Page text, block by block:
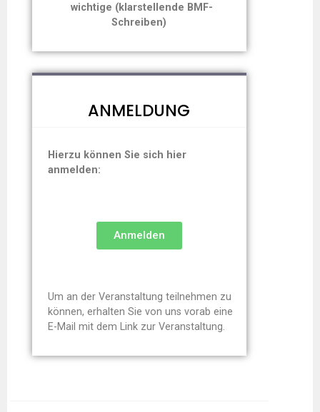
wichtige (klarstellende BMF-
Schreiben)
ANMELDUNG
Hierzu können Sie sich hier
anmelden:
Anmelden
Um an der Veranstaltung teilnehmen zu
können, erhalten Sie von uns vorab eine
E-Mail mit dem Link zur Veranstaltung.